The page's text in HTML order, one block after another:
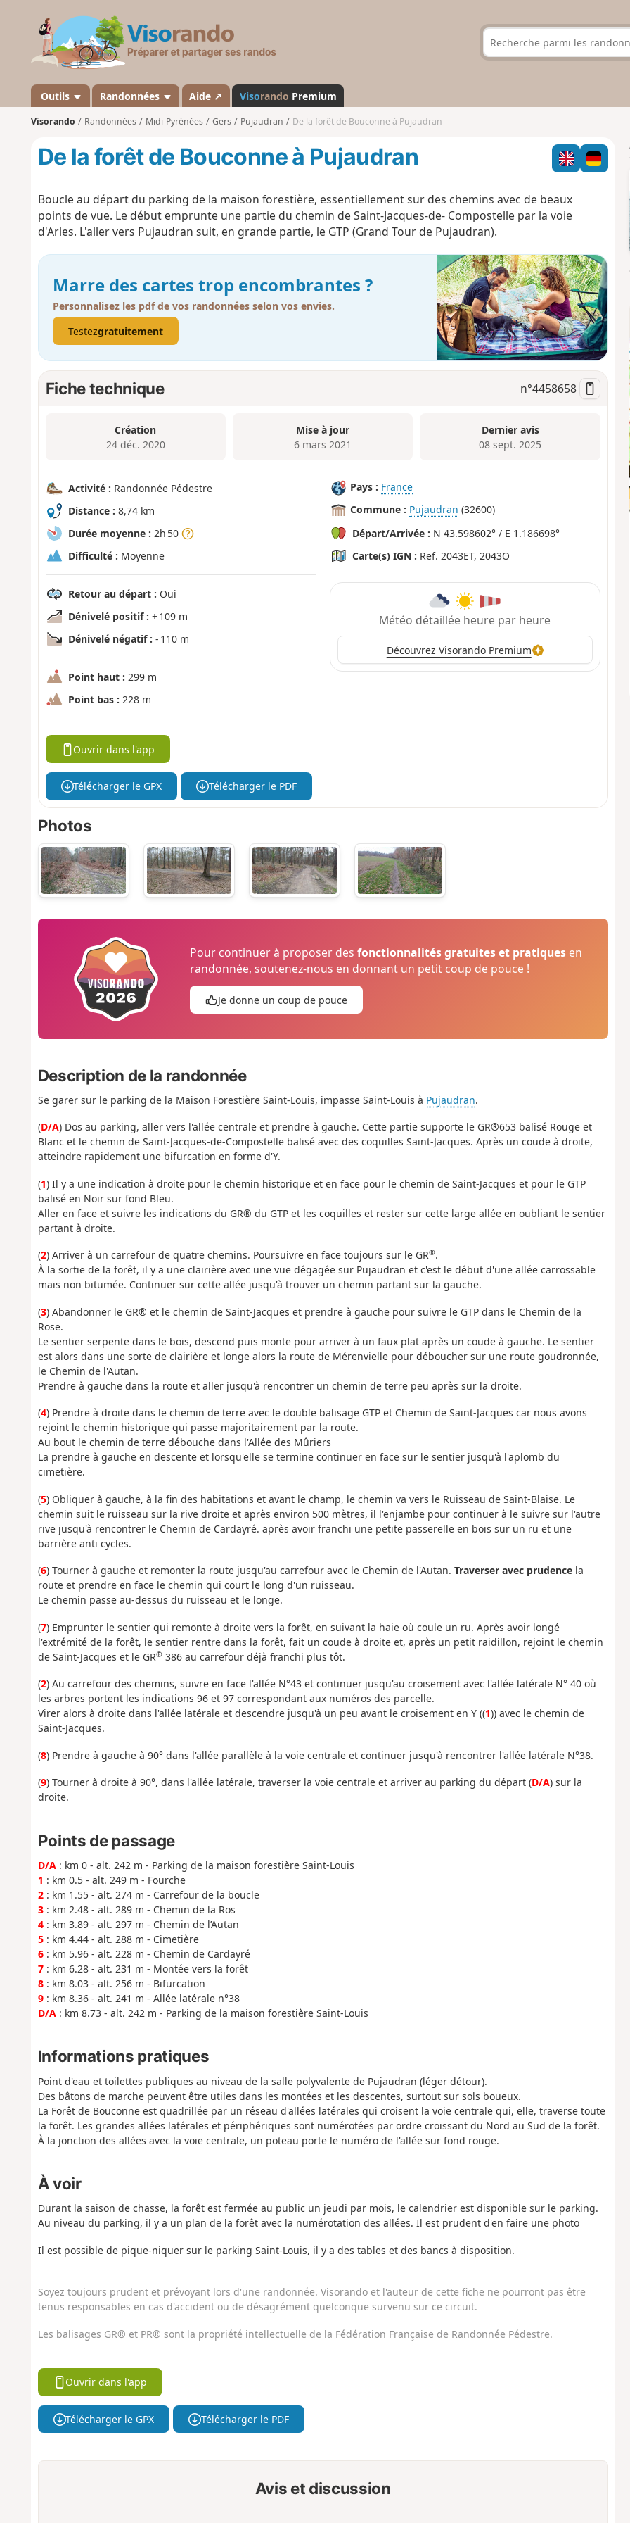
s
a
n
d
Outils Randonnées Aide ↗ Visorando Premium
Visorando Randonnées Midi-Pyrénées Gers Pujaudran De la forêt de Bouconne à Pujaudran
De la forêt de Bouconne à Pujaudran
Boucle au départ du parking de la maison forestière, essentiellement sur des chemins avec de beaux
points de vue. Le début emprunte une partie du chemin de Saint-Jacques-de- Compostelle par la voie
d'Arles. L'aller vers Pujaudran suit, en grande partie, le GTP (Grand Tour de Pujaudran).
Marre des cartes trop encombrantes ?
Personnalisez les pdf de vos randonnées selon vos envies.
Testezgratuitement
Fiche technique n°4458658
Création
24 déc. 2020
Mise à jour
6 mars 2021
Dernier avis
08 sept. 2025
Activité : Randonnée Pédestre
Distance : 8,74 km
Durée moyenne : 2h 50
Difficulté : Moyenne
Retour au départ : Oui
Dénivelé positif : + 109 m
Dénivelé négatif : - 110 m
Point haut : 299 m
Point bas : 228 m
Pays : France
Commune : Pujaudran (32600)
Départ/Arrivée : N 43.598602° / E 1.186698°
Carte(s) IGN : Ref. 2043ET, 2043O
Météo détaillée heure par heure
Découvrez Visorando Premium
Ouvrir dans l'app
Télécharger le GPX Télécharger le PDF
Photos
Pour continuer à proposer desfonctionnalités gratuites et pratiques en
randonnée, soutenez-nous en donnant un petit coup de pouce !
Je donne un coup de pouce
Description de la randonnée
Se garer sur le parking de la Maison Forestière Saint-Louis, impasse Saint-Louis à Pujaudran.
(D/A) Dos au parking, aller vers l'allée centrale et prendre à gauche. Cette partie supporte le GR®653 balisé Rouge et
Blanc et le chemin de Saint-Jacques-de-Compostelle balisé avec des coquilles Saint-Jacques. Après un coude à droite,
atteindre rapidement une bifurcation en forme d'Y.
(1) Il y a une indication à droite pour le chemin historique et en face pour le chemin de Saint-Jacques et pour le GTP
balisé en Noir sur fond Bleu.
Aller en face et suivre les indications du GR® du GTP et les coquilles et rester sur cette large allée en oubliant le sentier
partant à droite.
(2) Arriver à un carrefour de quatre chemins. Poursuivre en face toujours sur le GR®.
À la sortie de la forêt, il y a une clairière avec une vue dégagée sur Pujaudran et c'est le début d'une allée carrossable
mais non bitumée. Continuer sur cette allée jusqu'à trouver un chemin partant sur la gauche.
(3) Abandonner le GR® et le chemin de Saint-Jacques et prendre à gauche pour suivre le GTP dans le Chemin de la
Rose.
Le sentier serpente dans le bois, descend puis monte pour arriver à un faux plat après un coude à gauche. Le sentier
est alors dans une sorte de clairière et longe alors la route de Mérenvielle pour déboucher sur une route goudronnée,
le Chemin de l'Autan.
Prendre à gauche dans la route et aller jusqu'à rencontrer un chemin de terre peu après sur la droite.
(4) Prendre à droite dans le chemin de terre avec le double balisage GTP et Chemin de Saint-Jacques car nous avons
rejoint le chemin historique qui passe majoritairement par la route.
Au bout le chemin de terre débouche dans l'Allée des Mûriers
La prendre à gauche en descente et lorsqu'elle se termine continuer en face sur le sentier jusqu'à l'aplomb du
cimetière.
(5) Obliquer à gauche, à la fin des habitations et avant le champ, le chemin va vers le Ruisseau de Saint-Blaise. Le
chemin suit le ruisseau sur la rive droite et après environ 500 mètres, il l'enjambe pour continuer à le suivre sur l'autre
rive jusqu'à rencontrer le Chemin de Cardayré. après avoir franchi une petite passerelle en bois sur un ru et une
barrière anti cycles.
(6) Tourner à gauche et remonter la route jusqu'au carrefour avec le Chemin de l'Autan. Traverser avec prudencela
route et prendre en face le chemin qui court le long d'un ruisseau.
Le chemin passe au-dessus du ruisseau et le longe.
(7) Emprunter le sentier qui remonte à droite vers la forêt, en suivant la haie où coule un ru. Après avoir longé
l'extrémité de la forêt, le sentier rentre dans la forêt, fait un coude à droite et, après un petit raidillon, rejoint le chemin
de Saint-Jacques et le GR®386 au carrefour déjà franchi plus tôt.
(2) Au carrefour des chemins, suivre en face l'allée N°43 et continuer jusqu'au croisement avec l'allée latérale N° 40 où
les arbres portent les indications 96 et 97 correspondant aux numéros des parcelle.
Virer alors à droite dans l'allée latérale et descendre jusqu'à un peu avant le croisement en Y ((1)) avec le chemin de
Saint-Jacques.
(8) Prendre à gauche à 90° dans l'allée parallèle à la voie centrale et continuer jusqu'à rencontrer l'allée latérale N°38.
(9) Tourner à droite à 90°, dans l'allée latérale, traverser la voie centrale et arriver au parking du départ (D/A) sur la
droite.
Points de passage
D/A: km 0 - alt. 242 m - Parking de la maison forestière Saint-Louis
1 : km 0.5 - alt. 249 m - Fourche
2: km 1.55 - alt. 274 m - Carrefour de la boucle
3: km 2.48 - alt. 289 m - Chemin de la Ros
4: km 3.89 - alt. 297 m - Chemin de l’Autan
5: km 4.44 - alt. 288 m - Cimetière
6: km 5.96 - alt. 228 m - Chemin de Cardayré
7: km 6.28 - alt. 231 m - Montée vers la forêt
8: km 8.03 - alt. 256 m - Bifurcation
9: km 8.36 - alt. 241 m - Allée latérale n°38
D/A: km 8.73 - alt. 242 m - Parking de la maison forestière Saint-Louis
Informations pratiques
Point d'eau et toilettes publiques au niveau de la salle polyvalente de Pujaudran (léger détour).
Des bâtons de marche peuvent être utiles dans les montées et les descentes, surtout sur sols boueux.
La Forêt de Bouconne est quadrillée par un réseau d'allées latérales qui croisent la voie centrale qui, elle, traverse toute
la forêt. Les grandes allées latérales et périphériques sont numérotées par ordre croissant du Nord au Sud de la forêt.
À la jonction des allées avec la voie centrale, un poteau porte le numéro de l'allée sur fond rouge.
À voir
Durant la saison de chasse, la forêt est fermée au public un jeudi par mois, le calendrier est disponible sur le parking.
Au niveau du parking, il y a un plan de la forêt avec la numérotation des allées. Il est prudent d'en faire une photo
Il est possible de pique-niquer sur le parking Saint-Louis, il y a des tables et des bancs à disposition.
Soyez toujours prudent et prévoyant lors d'une randonnée. Visorando et l'auteur de cette fiche ne pourront pas être
tenus responsables en cas d'accident ou de désagrément quelconque survenu sur ce circuit.
Les balisages GR® et PR® sont la propriété intellectuelle de la Fédération Française de Randonnée Pédestre.
Ouvrir dans l'app
Télécharger le GPX Télécharger le PDF
Avis et discussion